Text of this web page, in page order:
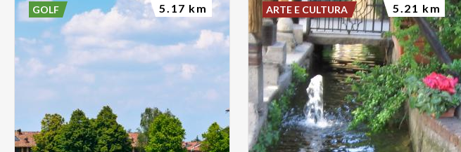
GOLF 5.17 km ARTE E CULTURA 5.21 km